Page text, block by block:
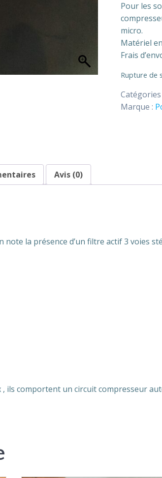
Pour les
micro.
Matériel
Frais
Rupture de
Catégories
Marque :
Avis (0)
note la présence d’un filtre actif 3 voies
ils comportent un circuit compresseur